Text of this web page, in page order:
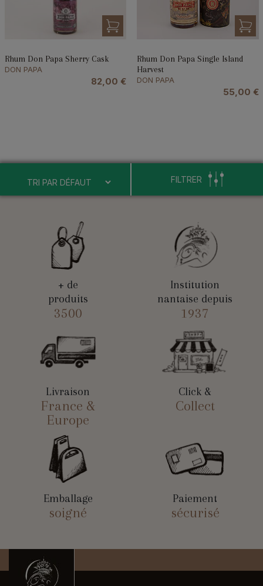
Rhum Don Papa Sherry Cask
DON PAPA
82,00 €
Rhum Don Papa Single Island
Harvest
DON PAPA
55,00 €
FILTRER
+ de
produits
3500
Institution
nantaise depuis
1937
Livraison
France &
Europe
Click &
Collect
Emballage
soigné
Paiement
sécurisé